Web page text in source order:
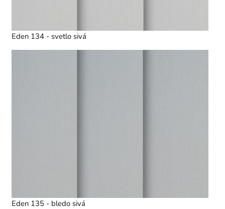
Eden 134 - svetlo sivá
Eden 135 - bledo sivá